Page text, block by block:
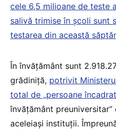
cele 6,5 milioane de teste
salivă trimise în școli sunt
testarea din această
În învățământ sunt
grădiniță, potrivit
total de „persoane
învățământ
aceleiași instituții.